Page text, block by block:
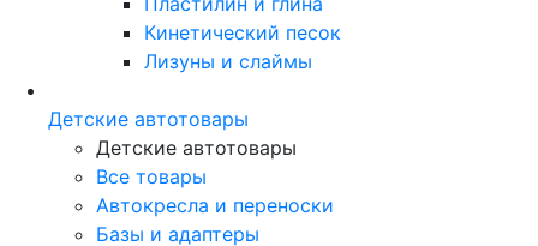
Кинетический песок
Лизуны и слаймы
Детские автотовары
Детские автотовары
Все товары
Автокресла и переноски
Базы и адаптеры